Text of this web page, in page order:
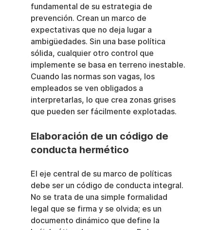
fundamental de su estrategia de
prevención. Crean un marco de
expectativas que no deja lugar a
ambigüedades. Sin una base política
sólida, cualquier otro control que
implemente se basa en terreno inestable.
Cuando las normas son vagas, los
empleados se ven obligados a
interpretarlas, lo que crea zonas grises
que pueden ser fácilmente explotadas.
Elaboración de un código de
conducta hermético
El eje central de su marco de políticas
debe ser un código de conducta integral.
No se trata de una simple formalidad
legal que se firma y se olvida; es un
documento dinámico que define la